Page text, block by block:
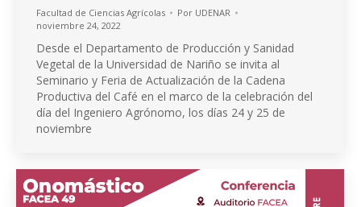
Facultad de Ciencias Agrícolas Por UDENAR
noviembre 24, 2022
Desde el Departamento de Producción y Sanidad
Vegetal de la Universidad de Nariño se invita al
Seminario y Feria de Actualización de la Cadena
Productiva del Café en el marco de la celebración del
día del Ingeniero Agrónomo, los días 24 y 25 de
noviembre